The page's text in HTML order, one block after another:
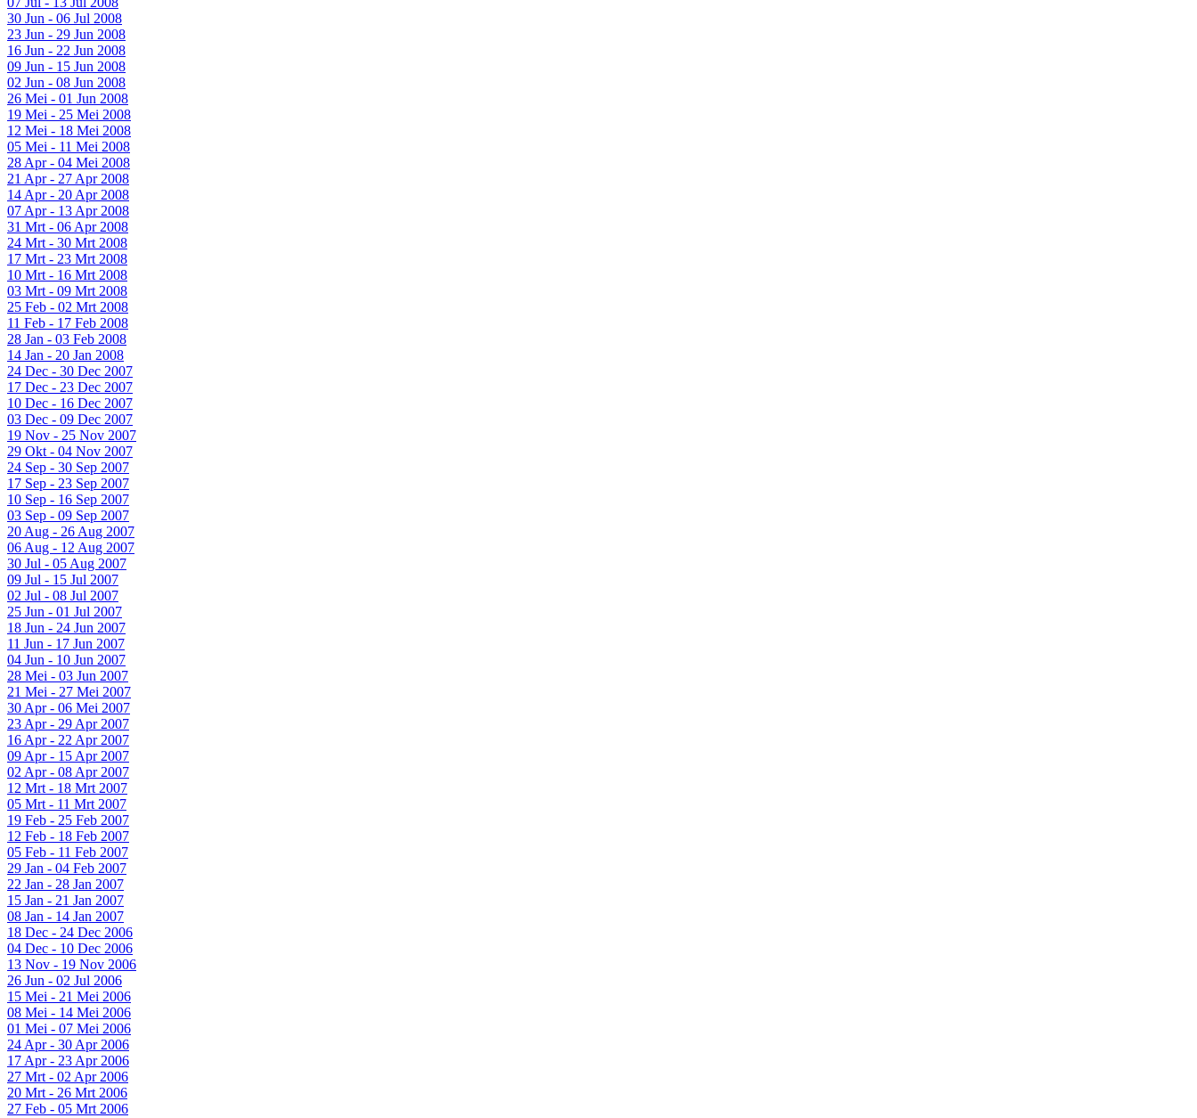
30 Jun - 06 Jul 2008
23 Jun - 29 Jun 2008
16 Jun - 22 Jun 2008
09 Jun - 15 Jun 2008
02 Jun - 08 Jun 2008
26 Mei - 01 Jun 2008
19 Mei - 25 Mei 2008
12 Mei - 18 Mei 2008
05 Mei - 11 Mei 2008
28 Apr - 04 Mei 2008
21 Apr - 27 Apr 2008
14 Apr - 20 Apr 2008
07 Apr - 13 Apr 2008
31 Mrt - 06 Apr 2008
24 Mrt - 30 Mrt 2008
17 Mrt - 23 Mrt 2008
10 Mrt - 16 Mrt 2008
03 Mrt - 09 Mrt 2008
25 Feb - 02 Mrt 2008
11 Feb - 17 Feb 2008
28 Jan - 03 Feb 2008
14 Jan - 20 Jan 2008
24 Dec - 30 Dec 2007
17 Dec - 23 Dec 2007
10 Dec - 16 Dec 2007
03 Dec - 09 Dec 2007
19 Nov - 25 Nov 2007
29 Okt - 04 Nov 2007
24 Sep - 30 Sep 2007
17 Sep - 23 Sep 2007
10 Sep - 16 Sep 2007
03 Sep - 09 Sep 2007
20 Aug - 26 Aug 2007
06 Aug - 12 Aug 2007
30 Jul - 05 Aug 2007
09 Jul - 15 Jul 2007
02 Jul - 08 Jul 2007
25 Jun - 01 Jul 2007
18 Jun - 24 Jun 2007
11 Jun - 17 Jun 2007
04 Jun - 10 Jun 2007
28 Mei - 03 Jun 2007
21 Mei - 27 Mei 2007
30 Apr - 06 Mei 2007
23 Apr - 29 Apr 2007
16 Apr - 22 Apr 2007
09 Apr - 15 Apr 2007
02 Apr - 08 Apr 2007
12 Mrt - 18 Mrt 2007
05 Mrt - 11 Mrt 2007
19 Feb - 25 Feb 2007
12 Feb - 18 Feb 2007
05 Feb - 11 Feb 2007
29 Jan - 04 Feb 2007
22 Jan - 28 Jan 2007
15 Jan - 21 Jan 2007
08 Jan - 14 Jan 2007
18 Dec - 24 Dec 2006
04 Dec - 10 Dec 2006
13 Nov - 19 Nov 2006
26 Jun - 02 Jul 2006
15 Mei - 21 Mei 2006
08 Mei - 14 Mei 2006
01 Mei - 07 Mei 2006
24 Apr - 30 Apr 2006
17 Apr - 23 Apr 2006
27 Mrt - 02 Apr 2006
20 Mrt - 26 Mrt 2006
27 Feb - 05 Mrt 2006